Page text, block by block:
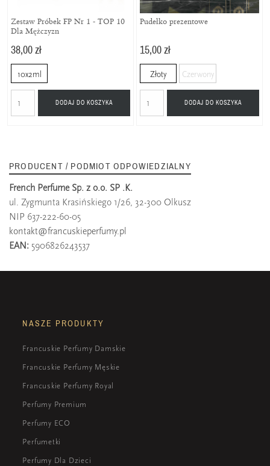
Zestaw Próbek FP Nr 1 - TOP 10
Dla Mężczyzn
38,00 zł
10x2ml
DODAJ DO KOSZYKA
Pudełko prezentowe
15,00 zł
Złoty Czerwony
DODAJ DO KOSZYKA
PRODUCENT / PODMIOT ODPOWIEDZIALNY
French Perfume Sp. z o.o. SP .K.
ul. Zygmunta Krasińskiego 1/26, 32-300 Olkusz
NIP 637-222-60-05
kontakt@francuskieperfumy.pl
EAN: 5906826243537
NASZE PRODUKTY
Francuskie Perfumy Damskie
Francuskie Perfumy Męskie
Francuskie Perfumy Royal
Perfumy Premium
Perfumy ECO
Perfumetki
Perfumy Dla Dzieci